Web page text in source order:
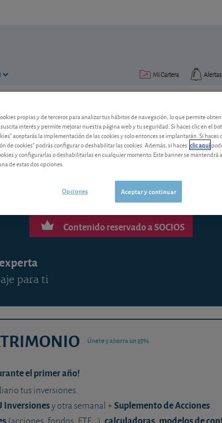
Alertas
Mi Cartera
lectura: 3 min.
El sector del agua: ¿merece
El agua es nuestro recurso natural
Contenido reservado a SOCIOS
para ti
Únete y ahorra un 35%
el primer año!
tus inversiones.
Inversionesy otra semanal +Suplemento de Acciones.
calculadoras modelos de
propias y de terceros para analizar tus hábitos de navegación, lo que permite
interés y permite mejorar nuestra página web y tu seguridad. Si haces clic en el
aceptarás la implementación de las cookies y solo entonces se implantarán. Si haces
de cookies" podrás configurar o deshabilitar las cookies. Además, si haces clic aquí
y configurarlas o deshabilitarlas en cualquier momento. Este banner se mantendrá
de estas dos opciones.
Aceptar y continuar
Opciones